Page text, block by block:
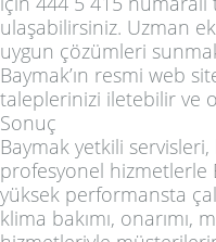
ulaşabilirsiniz. Uzman
uygun çözümleri
Baymak’ın resmi web
taleplerinizi iletebilir ve
Sonuç
Baymak yetkili servisleri,
profesyonel
yüksek performansta
klima bakımı, onarımı,